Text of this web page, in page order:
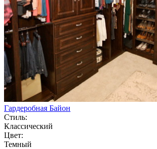
Гардеробная Байон
Стиль:
Классический
Цвет:
Темный